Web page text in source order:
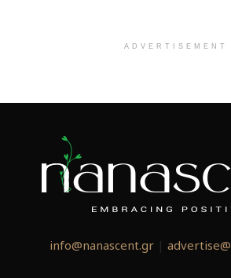
ADVERTISEMENT
info@nanascent.gr |